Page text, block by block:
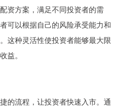
资方案，满足不同投资者的需
可以根据自己的风险承受能力和
这种灵活性使投资者能够最大限
益。
的流程，让投资者快速入市。通